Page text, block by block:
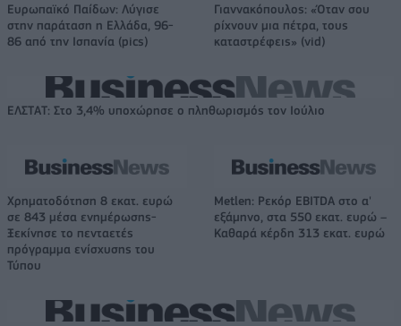
Ευρωπαϊκό Παίδων: Λύγισε
στην παράταση η Ελλάδα, 96-
86 από την Ισπανία (pics)
Γιαννακόπουλος: «Όταν σου
ρίχνουν μια πέτρα, τους
καταστρέφεις» (vid)
ΕΛΣΤΑΤ: Στο 3,4% υποχώρησε ο πληθωρισμός τον Ιούλιο
Χρηματοδότηση 8 εκατ. ευρώ
σε 843 μέσα ενημέρωσης-
Ξεκίνησε το πενταετές
πρόγραμμα ενίσχυσης του
Τύπου
Metlen: Ρεκόρ EBITDA στο α'
εξάμηνο, στα 550 εκατ. ευρώ –
Καθαρά κέρδη 313 εκατ. ευρώ